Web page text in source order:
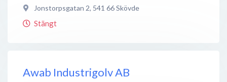
Jonstorpsgatan 2, 541 66Skövde
Stängt
Awab Industrigolv AB